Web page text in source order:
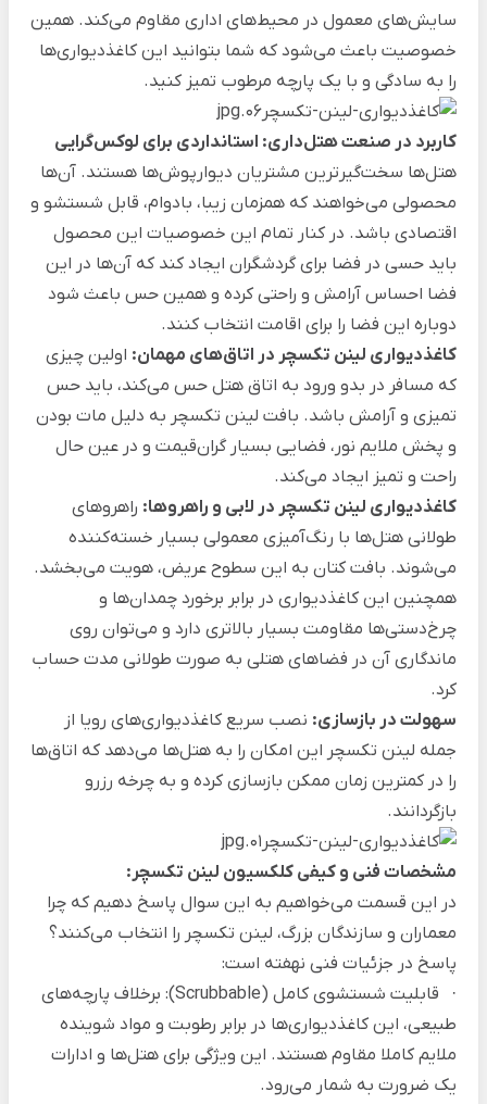
سایش‌های معمول در محیط‌های اداری مقاوم می‌کند. همین
خصوصیت باعث می‌شود که شما بتوانید این کاغذدیواری‌ها
را به سادگی و با یک پارچه مرطوب تمیز کنید.
کاربرد در صنعت هتل‌داری: استانداردی برای لوکس‌گرایی
هتل‌ها سخت‌گیرترین مشتریان دیوارپوش‌ها هستند. آن‌ها
محصولی می‌خواهند که همزمان زیبا، بادوام، قابل شستشو و
اقتصادی باشد. در کنار تمام این خصوصیات این محصول
باید حسی در فضا برای گردشگران ایجاد کند که آن‌ها در این
فضا احساس آرامش و راحتی کرده و همین حس باعث شود
دوباره این فضا را برای اقامت انتخاب کنند.
کاغذدیواری لینن تکسچر در اتاق‌های مهمان: اولین چیزی
که مسافر در بدو ورود به اتاق هتل حس می‌کند، باید حس
تمیزی و آرامش باشد. بافت لینن تکسچر به دلیل مات بودن
و پخش ملایم نور، فضایی بسیار گران‌قیمت و در عین حال
راحت و تمیز ایجاد می‌کند.
کاغذدیواری لینن تکسچر در لابی و راهروها: راهروهای
طولانی هتل‌ها با رنگ‌آمیزی معمولی بسیار خسته‌کننده
می‌شوند. بافت کتان به این سطوح عریض، هویت می‌بخشد.
همچنین این کاغذدیواری در برابر برخورد چمدان‌ها و
چرخ‌دستی‌ها مقاومت بسیار بالاتری دارد و می‌توان روی
ماندگاری آن در فضاهای هتلی به صورت طولانی مدت حساب
کرد.
سهولت در بازسازی: نصب سریع کاغذدیواری‌های رویا از
جمله لینن تکسچر این امکان را به هتل‌ها می‌دهد که اتاق‌ها
را در کمترین زمان ممکن بازسازی کرده و به چرخه رزرو
بازگردانند.
مشخصات فنی و کیفی کلکسیون لینن تکسچر:
در این قسمت می‌خواهیم به این سوال پاسخ دهیم که چرا
معماران و سازندگان بزرگ، لینن تکسچر را انتخاب می‌کنند؟
پاسخ در جزئیات فنی نهفته است:
· قابلیت شستشوی کامل (Scrubbable): برخلاف پارچه‌های
طبیعی، این کاغذدیواری‌ها در برابر رطوبت و مواد شوینده
ملایم کاملا مقاوم هستند. این ویژگی برای هتل‌ها و ادارات
یک ضرورت به شمار می‌رود.